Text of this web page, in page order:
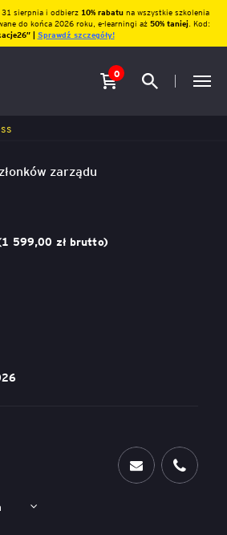
31 sierpnia i odbierz10% rabatu na wszystkie szkolenia
do końca 2026 roku, e-learningi aż 50% taniej. Kod:
| Sprawdź szczegóły!
0
zarządu
599,00 zł brutto)